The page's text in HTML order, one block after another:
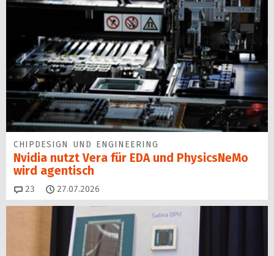
CHIPDESIGN UND ENGINEERING
Nvidia nutzt Vera für EDA und PhysicsNeMo
wird agentisch
23 Kommentare
27.07.2026